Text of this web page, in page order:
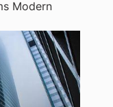
Modern